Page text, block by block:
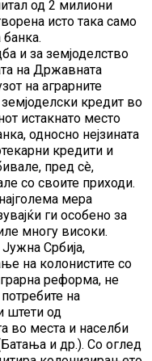
од 2 милиони
исто така само
и за земјоделство
на Државната
на аграрните
кредит во
истакнато место
односно нејзината
кредити и
пред сè,
со своите приходи.
мера
ги особено за
многу високи.
Србија,
на колонистите со
реформа, не
на
штети од
во места и населби
и др.). Со оглед